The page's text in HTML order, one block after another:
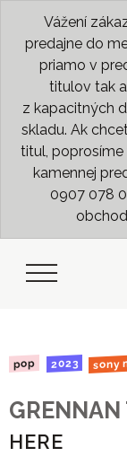
Vážení
predajne do
priamo v
titulov tak
z kapacitných
skladu. Ak
titul, poprosíme
kamennej
0907 078
pop 2023 sony
GRENNAN
HERE